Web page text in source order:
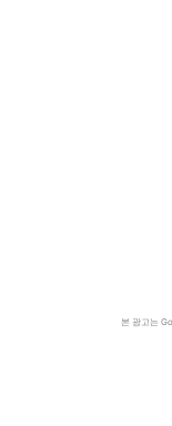
본 광고는